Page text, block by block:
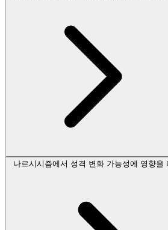
나르시시즘에서 성격 변화 가능성에 영향을